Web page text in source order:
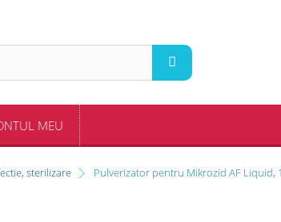
MEU
sterilizare Pulverizator pentru Mikrozid AF Liquid,